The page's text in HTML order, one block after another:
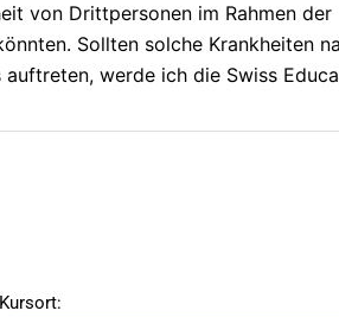
von Drittpersonen im Rahmen der
Sollten solche Krankheiten
werde ich die Swiss
Kursort: